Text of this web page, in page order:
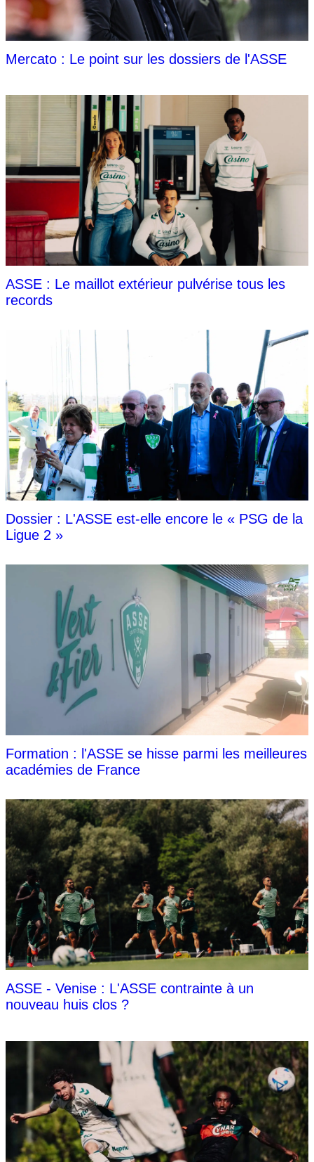
Mercato : Le point sur les dossiers de l'ASSE
ASSE : Le maillot extérieur pulvérise tous les
records
Dossier : L'ASSE est-elle encore le « PSG de la
Ligue 2 »
Formation : l'ASSE se hisse parmi les meilleures
académies de France
ASSE - Venise : L'ASSE contrainte à un
nouveau huis clos ?